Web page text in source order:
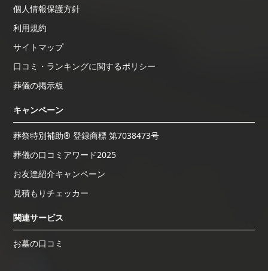
個人情報保護方針
利用規約
サイトマップ
口コミ・ランキングに関するポリシー
葬儀の掲示板
キャンペーン
葬祭特別補助® 登録商標 第7038473号
葬儀の口コミアワード2025
お友達紹介キャンペーン
見積もりチェッカー
関連サービス
お墓の口コミ